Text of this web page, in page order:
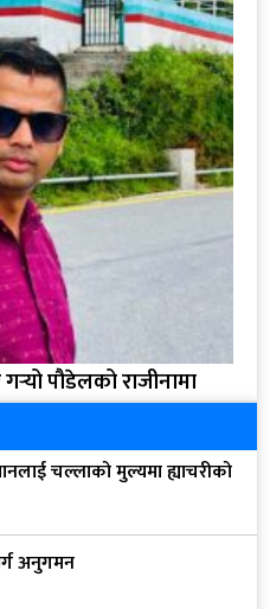
पौडेलको राजीनामा
चल्लाको मुल्यमा ह्याचरीको
अनुगमन